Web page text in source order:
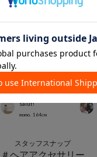
salut!
momo. 164cm
スタッフスナップ
＃ヘアアクセサリー